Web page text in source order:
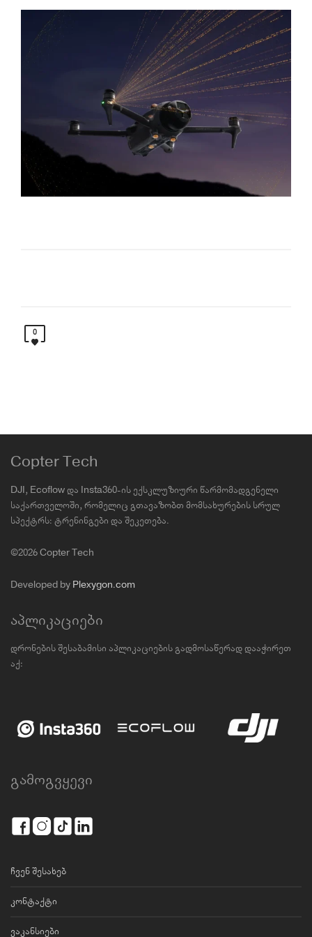
0
Copter Tech
DJI, Ecoflow და Insta360-ის ექსკლუზიური წარმომადგენელი
საქართველოში, რომელიც გთავაზობთ მომსახურების სრულ
სპექტრს: ტრენინგები და შეკეთება.
©2026 Copter Tech
Developed by Plexygon.com
აპლიკაციები
დრონების შესაბამისი აპლიკაციების გადმოსაწერად დააჭირეთ
აქ:
გამოგვყევი
ჩვენ შესახებ
კონტაქტი
ვაკანსიები